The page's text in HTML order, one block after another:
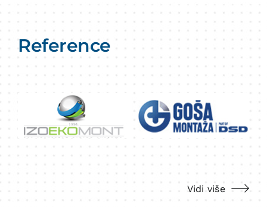
Reference
Vidi više